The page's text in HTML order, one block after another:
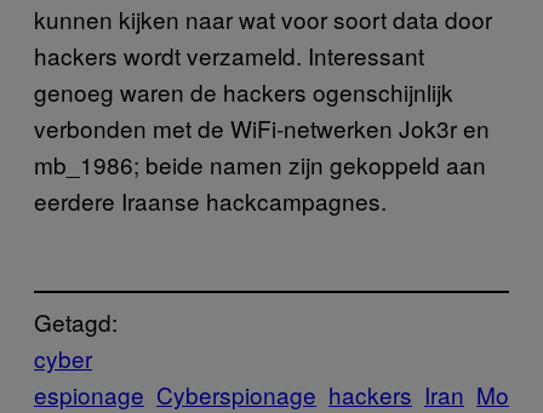
kunnen kijken naar wat voor soort data door
hackers wordt verzameld. Interessant
genoeg waren de hackers ogenschijnlijk
verbonden met de WiFi-netwerken Jok3r en
mb_1986; beide namen zijn gekoppeld aan
eerdere Iraanse hackcampagnes.
Getagd:
cyber
espionage Cyberspionage hackers Iran Mo